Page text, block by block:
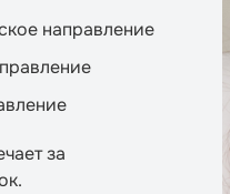
направление
за